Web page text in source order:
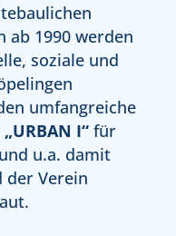
ab 1990 werden
soziale und
umfangreiche
„URBAN I“für
u.a. damit
Verein